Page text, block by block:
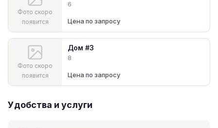
Фото скоро
появится
6
Цена по запросу
Фото скоро
появится
Дом #3
8
Цена по запросу
Удобства и услуги